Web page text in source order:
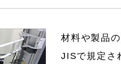
材料や製品
JISで規定さ